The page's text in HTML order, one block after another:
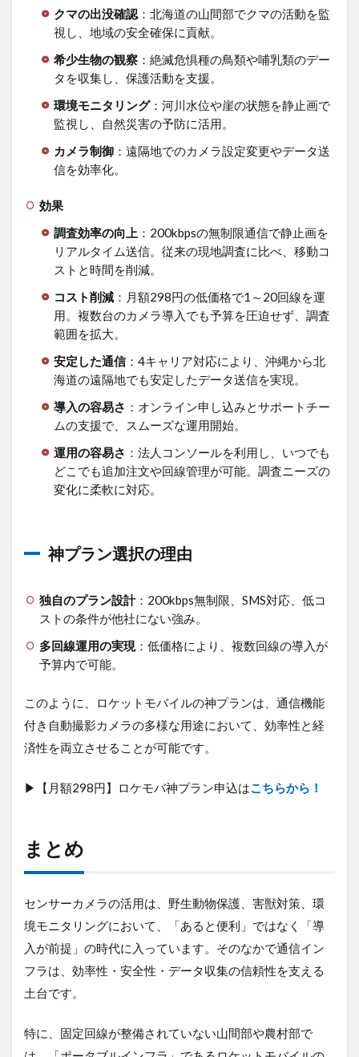
クマの出没確認 ：北海道の山間部でクマの活動を監
視し、地域の安全確保に貢献。
希少生物の観察 ：絶滅危惧種の鳥類や哺乳類のデー
タを収集し、保護活動を支援。
環境モニタリング：河川水位や崖の状態を静止画で
監視し、自然災害の予防に活用。
カメラ制御 ：遠隔地でのカメラ設定変更やデータ送
信を効率化。
効果
調査効率の向上 ：200kbpsの無制限通信で静止画を
リアルタイム送信。従来の現地調査に比べ、移動コ
ストと時間を削減。
コスト削減 ：月額298円の低価格で1～20回線を運
用。複数台のカメラ導入でも予算を圧迫せず、調査
範囲を拡大。
安定した通信：4キャリア対応により、沖縄から北
海道の遠隔地でも安定したデータ送信を実現。
導入の容易さ ：オンライン申し込みとサポートチー
ムの支援で、スムーズな運用開始。
運用の容易さ ：法人コンソールを利用し、いつでも
どこでも追加注文や回線管理が可能。調査ニーズの
変化に柔軟に対応。
神プラン選択の理由
独自のプラン設計：200kbps無制限、SMS対応、低コ
ストの条件が他社にない強み。
多回線運用の実現：低価格により、複数回線の導入が
予算内で可能。
このように、ロケットモバイルの神プランは、通信機能
付き自動撮影カメラの多様な用途において、効率性と経
済性を両立させることが可能です。
▶【月額298円】ロケモバ神プラン申込はこちらから！
まとめ
センサーカメラの活用は、野生動物保護、害獣対策、環
境モニタリングにおいて、「あると便利」ではなく「導
入が前提」の時代に入っています。そのなかで通信イン
フラは、効率性・安全性・データ収集の信頼性を支える
土台です。
特に、固定回線が整備されていない山間部や農村部で